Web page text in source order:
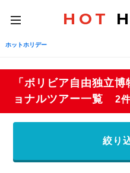
toggle
navigation
HOT
ホットホリデー
「ボリビア自由独立
ョナルツアー一覧
2
絞り